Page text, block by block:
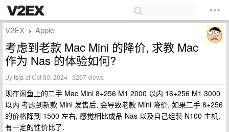
V2EX › Apple
考虑到老款 Mac Mini 的降价, 求教 Mac
作为 Nas 的体验如何?
Bytsjaat Oct 30, 2024 · 3267 views
现在闲鱼上的二手 Mac Mini 8+256 M1 2000 以内 16+256 M1 3000
以内 考虑到新款 Mini 发售后, 会导致老款 Mini 降价, 如果二手 8+256
的价格降到 1500 左右, 感觉相比成品 Nas 以及自己组装 N100 主机,
有一定的性价比了.